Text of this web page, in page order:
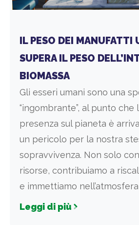
IL PESO DEI MANUFATTI
SUPERA IL PESO
BIOMASSA
Gli esseri umani sono una
“ingombrante”, al punto che
presenza sul pianeta è
un pericolo per la nostra
sopravvivenza. Non solo
risorse, contribuiamo a
e immettiamo
Leggi di più